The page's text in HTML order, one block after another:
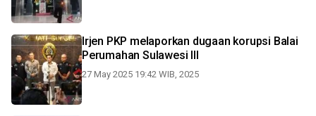
Irjen PKP melaporkan dugaan korupsi Balai
Perumahan Sulawesi III
27 May 2025 19:42 WIB, 2025